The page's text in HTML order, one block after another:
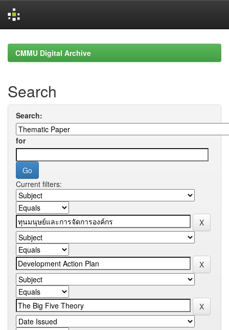
navigationCMMU Digital Archive
Search
Search:
for
Current filters: